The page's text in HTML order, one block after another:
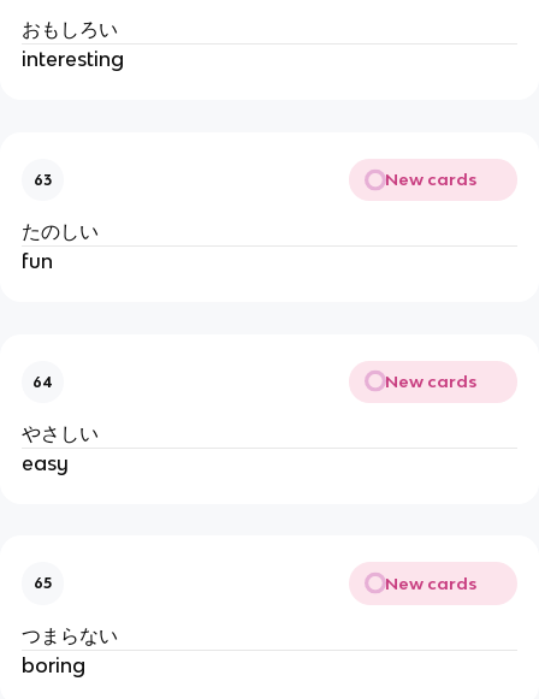
おもしろい
interesting
63 New cards
たのしい
fun
64 New cards
やさしい
easy
65 New cards
つまらない
boring